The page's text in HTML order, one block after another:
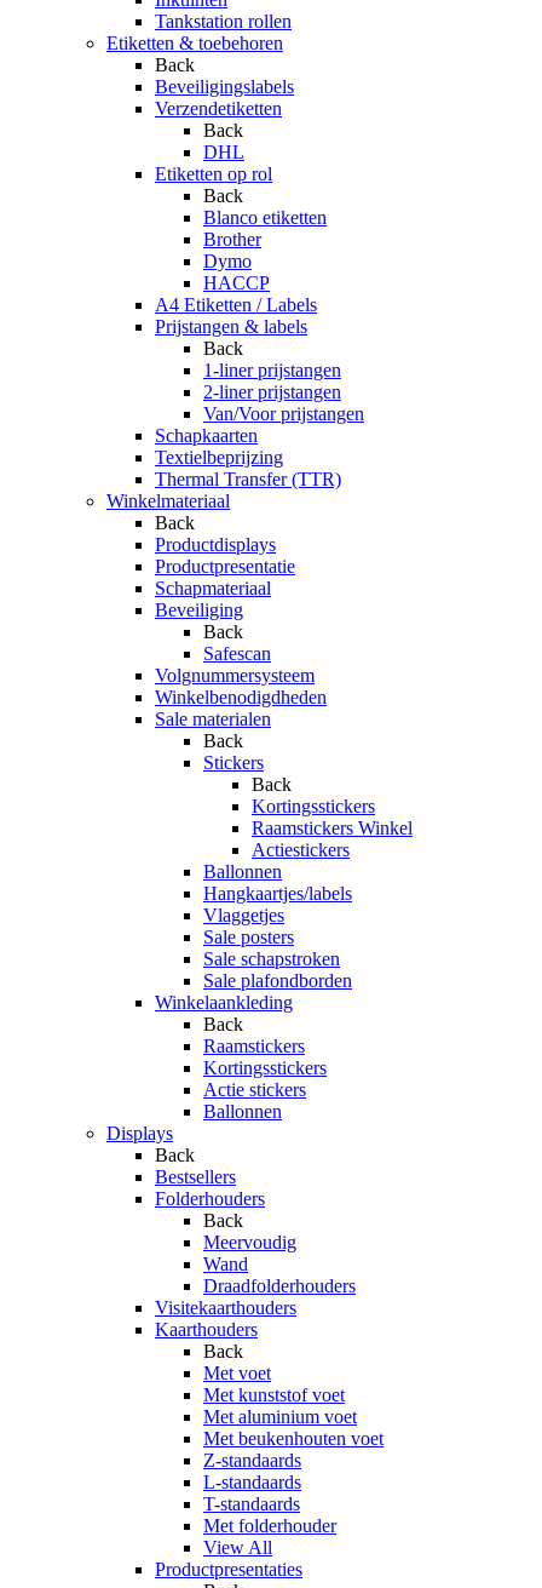
Tankstation rollen
Etiketten & toebehoren
Back
Beveiligingslabels
Verzendetiketten
Back
DHL
Etiketten op rol
Back
Blanco etiketten
Brother
Dymo
HACCP
A4 Etiketten / Labels
Prijstangen & labels
Back
1-liner prijstangen
2-liner prijstangen
Van/Voor prijstangen
Schapkaarten
Textielbeprijzing
Thermal Transfer (TTR)
Winkelmateriaal
Back
Productdisplays
Productpresentatie
Schapmateriaal
Beveiliging
Back
Safescan
Volgnummersysteem
Winkelbenodigdheden
Sale materialen
Back
Stickers
Back
Kortingsstickers
Raamstickers Winkel
Actiestickers
Ballonnen
Hangkaartjes/labels
Vlaggetjes
Sale posters
Sale schapstroken
Sale plafondborden
Winkelaankleding
Back
Raamstickers
Kortingsstickers
Actie stickers
Ballonnen
Displays
Back
Bestsellers
Folderhouders
Back
Meervoudig
Wand
Draadfolderhouders
Visitekaarthouders
Kaarthouders
Back
Met voet
Met kunststof voet
Met aluminium voet
Met beukenhouten voet
Z-standaards
L-standaards
T-standaards
Met folderhouder
View All
Productpresentaties